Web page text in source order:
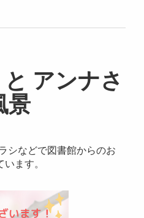
アンナさ
景
シなどで図書館からのお
ます。